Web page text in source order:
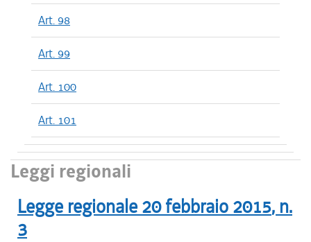
Art. 98
Art. 99
Art. 100
Art. 101
Leggi regionali
Legge regionale 20 febbraio 2015, n.
3